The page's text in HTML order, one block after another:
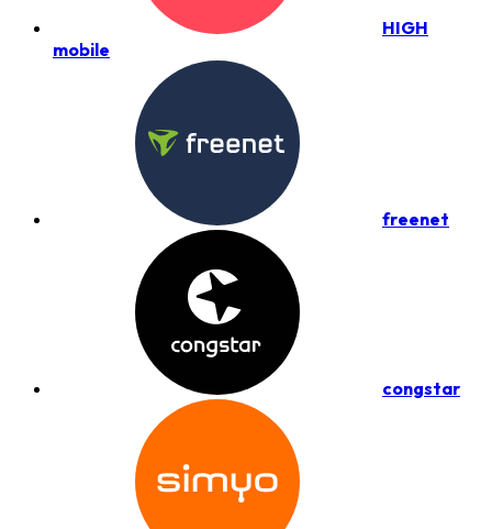
HIGH
mobile
freenet
congstar